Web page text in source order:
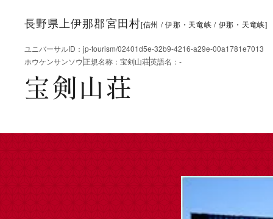
長野県上伊那郡宮田村[信州 伊那・天竜峡 伊那・天竜峡]
ユニバーサルID ： jp-tourism/02401d5e-32b9-4216-a29e-00a1781e7013
ホウケンサンソウ正規名称 ： 宝剣山荘英語名 ： -
宝剣山荘